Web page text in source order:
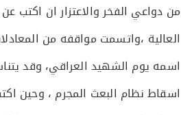
من دواعي الفخر والاعتزار ان اكتب
العالية ،واتسمت مواقفه من
اسمه يوم الشهيد العراقي، وقد
اسقاط نظام البعث المجرم ، وحين